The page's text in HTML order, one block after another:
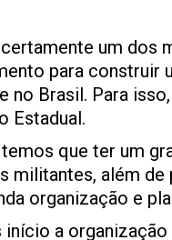
um dos
para construir
no Brasil. Para
Estadual.
que ter um
militantes, além
organização e
início a